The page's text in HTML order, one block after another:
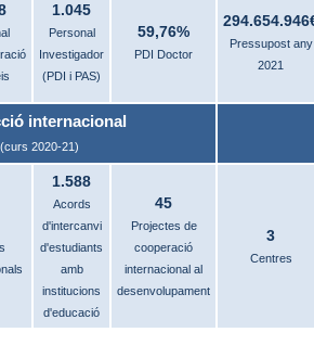
1.045
Personal
Investigador
(PDI i PAS)
59,76%
PDI Doctor
Pressupost any
2021
internacional
(curs 2020-21)
1.588
Acords
d'intercanvi
d'estudiants
amb
institucions
d'educació
45
Projectes de
cooperació
internacional al
desenvolupament
3
Centres